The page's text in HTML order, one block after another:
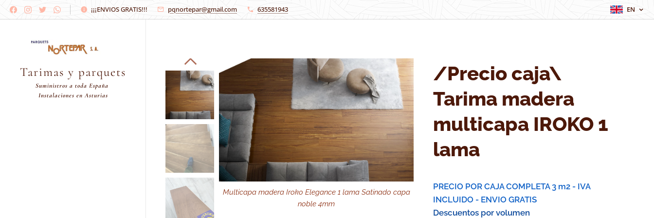
¡¡¡ENVIOS GRATIS!!! pqnortepar@gmail.com 635581943 EN
Tarimas y parquets
Suministros a toda España
Instalaciones en Asturias
/Precio caja\
Tarima madera
multicapa IROKO 1
lama
Multicapa madera Iroko Elegance 1 lama Satinado capa
noble 4mm
Esquema 3 lamas, 2 lamas corte, 2 lamas sin corte y 1
PRECIO POR CAJA COMPLETA 3 m2 - IVA
INCLUIDO - ENVIO GRATIS
Descuentos por volumen